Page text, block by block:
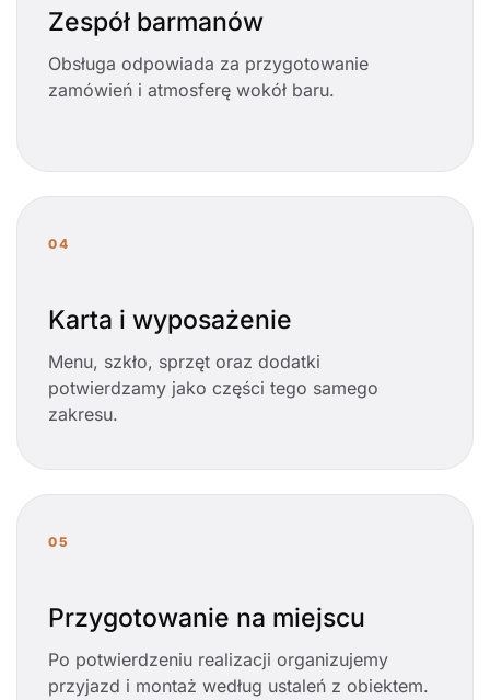
Zespół barmanów
Obsługa odpowiada za przygotowanie
zamówień i atmosferę wokół baru.
04
Karta i wyposażenie
Menu, szkło, sprzęt oraz dodatki
potwierdzamy jako części tego samego
zakresu.
05
Przygotowanie na miejscu
Po potwierdzeniu realizacji organizujemy
przyjazd i montaż według ustaleń z obiektem.